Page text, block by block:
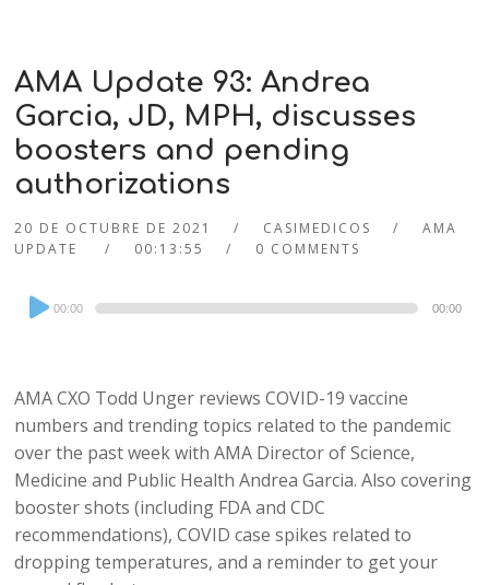
AMA Update 93: Andrea
Garcia, JD, MPH, discusses
boosters and pending
authorizations
20 DE OCTUBRE DE 2021 CASIMEDICOS
AMA
UPDATE
00:13:55 0 COMMENTS
Audio
Player
00:00 00:00
AMA CXO Todd Unger reviews COVID-19 vaccine
numbers and trending topics related to the pandemic
over the past week with AMA Director of Science,
Medicine and Public Health Andrea Garcia. Also covering
booster shots (including FDA and CDC
recommendations), COVID case spikes related to
dropping temperatures, and a reminder to get your